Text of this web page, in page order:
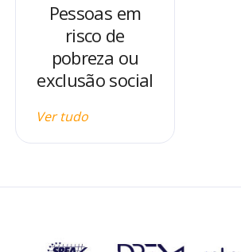
Pessoas em
risco de
pobreza ou
exclusão social
Ver tudo